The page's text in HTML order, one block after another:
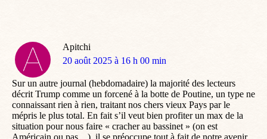
Apitchi
dit
20 août 2025 à 16 h 00 min
Sur un autre journal (hebdomadaire) la majorité des lecteurs
décrit Trump comme un forcené à la botte de Poutine, un type ne
connaissant rien à rien, traitant nos chers vieux Pays par le
mépris le plus total. En fait s’il veut bien profiter un max de la
situation pour nous faire « cracher au bassinet » (on est
Américain ou pas…), il se préoccupe tout à fait de notre avenir.